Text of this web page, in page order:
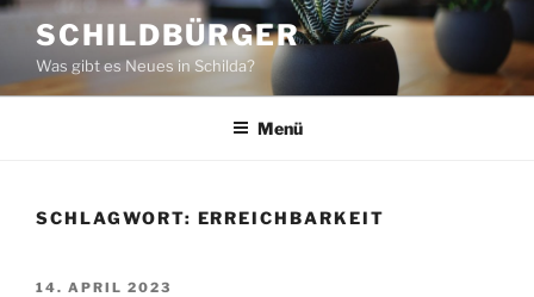
Zum
Inhalt
springen
SCHILDBÜRGER
Was gibt es Neues in Schilda?
Menü
SCHLAGWORT: ERREICHBARKEIT
VERÖFFENTLICHT
14. APRIL 2023